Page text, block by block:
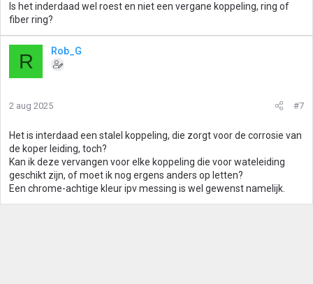
Is het inderdaad wel roest en niet een vergane koppeling, ring of
fiber ring?
R Rob_G
2 aug 2025 #7
Het is interdaad een stalel koppeling, die zorgt voor de corrosie van
de koper leiding, toch?
Kan ik deze vervangen voor elke koppeling die voor wateleiding
geschikt zijn, of moet ik nog ergens anders op letten?
Een chrome-achtige kleur ipv messing is wel gewenst namelijk.